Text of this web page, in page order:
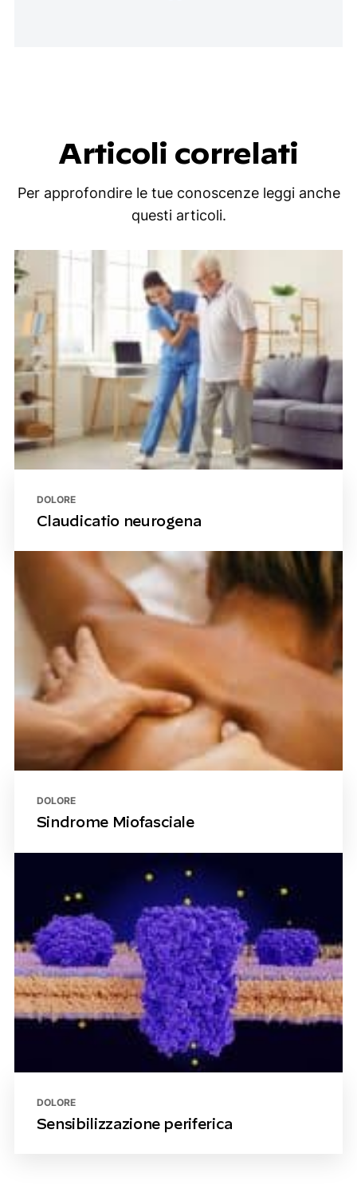
Articoli correlati
Per approfondire le tue conoscenze leggi anche
questi articoli.
DOLORE
Claudicatio neurogena
DOLORE
Sindrome Miofasciale
DOLORE
Sensibilizzazione periferica